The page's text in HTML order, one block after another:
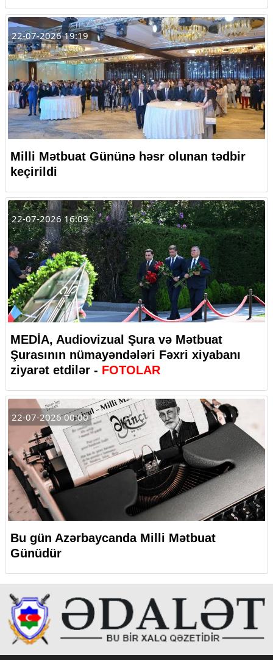
22-07-2026 19:19
Milli Mətbuat Gününə həsr olunan tədbir
keçirildi
22-07-2026 16:09
MEDİA, Audiovizual Şura və Mətbuat
Şurasının nümayəndələri Fəxri xiyabanı
ziyarət etdilər - FOTOLAR
22-07-2026 00:00
Bu gün Azərbaycanda Milli Mətbuat
Günüdür